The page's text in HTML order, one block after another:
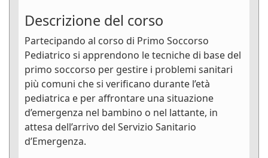
Descrizione del corso
Partecipando al corso di Primo Soccorso
Pediatrico si apprendono le tecniche di base del
primo soccorso per gestire i problemi sanitari
più comuni che si verificano durante l’età
pediatrica e per affrontare una situazione
d’emergenza nel bambino o nel lattante, in
attesa dell’arrivo del Servizio Sanitario
d’Emergenza.